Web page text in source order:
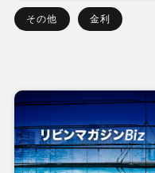
その他 金利